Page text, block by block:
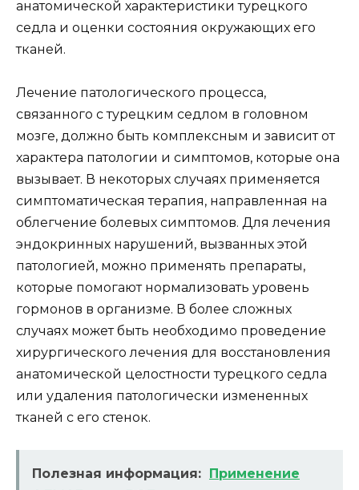
анатомической характеристики турецкого
седла и оценки состояния окружающих его
тканей.
Лечение патологического процесса,
связанного с турецким седлом в головном
мозге, должно быть комплексным и зависит от
характера патологии и симптомов, которые она
вызывает. В некоторых случаях применяется
симптоматическая терапия, направленная на
облегчение болевых симптомов. Для лечения
эндокринных нарушений, вызванных этой
патологией, можно применять препараты,
которые помогают нормализовать уровень
гормонов в организме. В более сложных
случаях может быть необходимо проведение
хирургического лечения для восстановления
анатомической целостности турецкого седла
или удаления патологически измененных
тканей с его стенок.
Полезная информация:
Применение